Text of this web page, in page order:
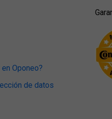
Oponeo?
de datos